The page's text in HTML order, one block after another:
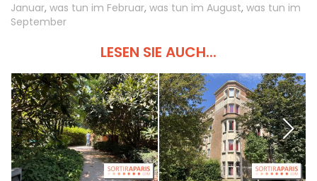
Januar, was tun im Februar, was tun im August, was tun im
September
LESEN SIE AUCH...